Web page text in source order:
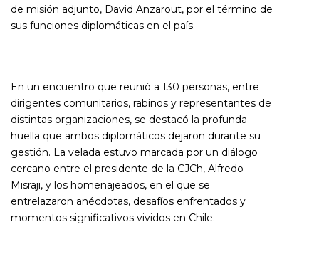
de misión adjunto, David Anzarout, por el término de
sus funciones diplomáticas en el país.
En un encuentro que reunió a 130 personas, entre
dirigentes comunitarios, rabinos y representantes de
distintas organizaciones, se destacó la profunda
huella que ambos diplomáticos dejaron durante su
gestión. La velada estuvo marcada por un diálogo
cercano entre el presidente de la CJCh, Alfredo
Misraji, y los homenajeados, en el que se
entrelazaron anécdotas, desafíos enfrentados y
momentos significativos vividos en Chile.